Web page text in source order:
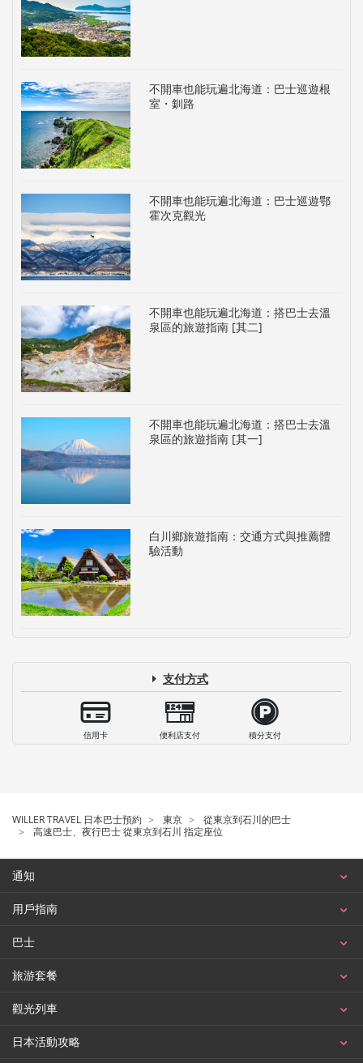
不開車也能玩遍北海道：巴士巡遊根
室・釧路
不開車也能玩遍北海道：巴士巡遊鄂
霍次克觀光
不開車也能玩遍北海道：搭巴士去溫
泉區的旅遊指南 [其二]
不開車也能玩遍北海道：搭巴士去溫
泉區的旅遊指南 [其一]
白川鄉旅遊指南：交通方式與推薦體
驗活動
支付方式
信用卡 便利店支付 積分支付
WILLER TRAVEL 日本巴士預約 東京
從東京到石川的巴士
高速巴士、夜行巴士 從東京到石川 指定座位
通知
用戶指南
巴士
旅游套餐
觀光列車
日本活動攻略